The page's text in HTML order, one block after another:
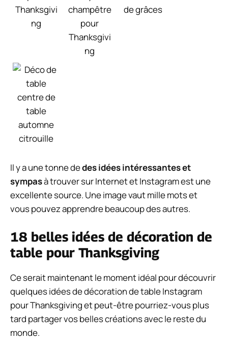
Il y a une tonne dedes idées intéressantes et
sympasà trouver sur Internet et Instagram est une
excellente source. Une image vaut mille mots et
vous pouvez apprendre beaucoup des autres.
18 belles idées de décoration de
table pour Thanksgiving
Ce serait maintenant le moment idéal pour découvrir
quelques idées de décoration de table Instagram
pour Thanksgiving et peut-être pourriez-vous plus
tard partager vos belles créations avec le reste du
monde.